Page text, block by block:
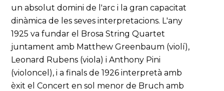
un absolut domini de l'arc i la gran capacitat
dinàmica de les seves interpretacions. L'any
1925 va fundar el Brosa String Quartet
juntament amb Matthew Greenbaum (violí),
Leonard Rubens (viola) i Anthony Pini
(violoncel), i a finals de 1926 interpretà amb
èxit el Concert en sol menor de Bruch amb